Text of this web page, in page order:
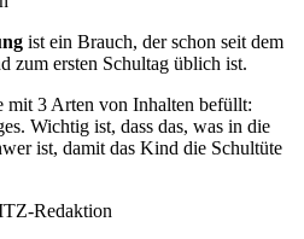
ist ein Brauch, der schon seit dem
zum ersten Schultag üblich ist.
3 Arten von Inhalten befüllt:
Wichtig ist, dass das, was in die
ist, damit das Kind die Schultüte
Redaktion